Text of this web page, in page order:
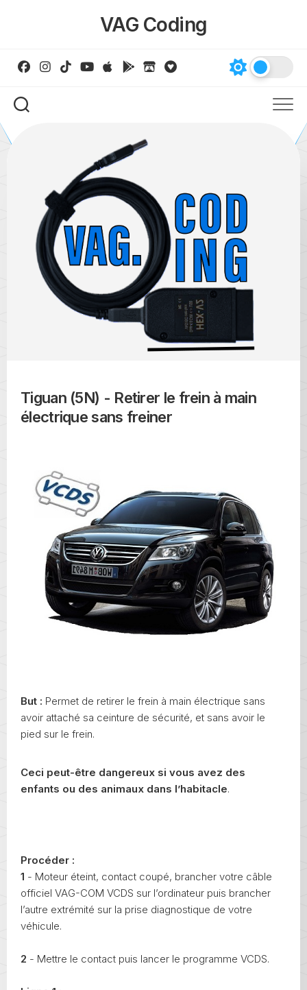
VAG Coding
Tiguan (5N) - Retirer le frein à main
électrique sans freiner
But : Permet de retirer le frein à main électrique sans
avoir attaché sa ceinture de sécurité, et sans avoir le
pied sur le frein.
Ceci peut-être dangereux si vous avez des
enfants ou des animaux dans l’habitacle.
Procéder :
1 - Moteur éteint, contact coupé, brancher votre câble
officiel VAG-COM VCDS sur l’ordinateur puis brancher
l’autre extrémité sur la prise diagnostique de votre
véhicule.
2 - Mettre le contact puis lancer le programme VCDS.